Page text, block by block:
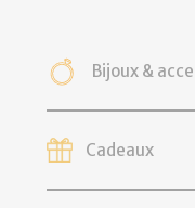
Bijoux &
Cadeaux